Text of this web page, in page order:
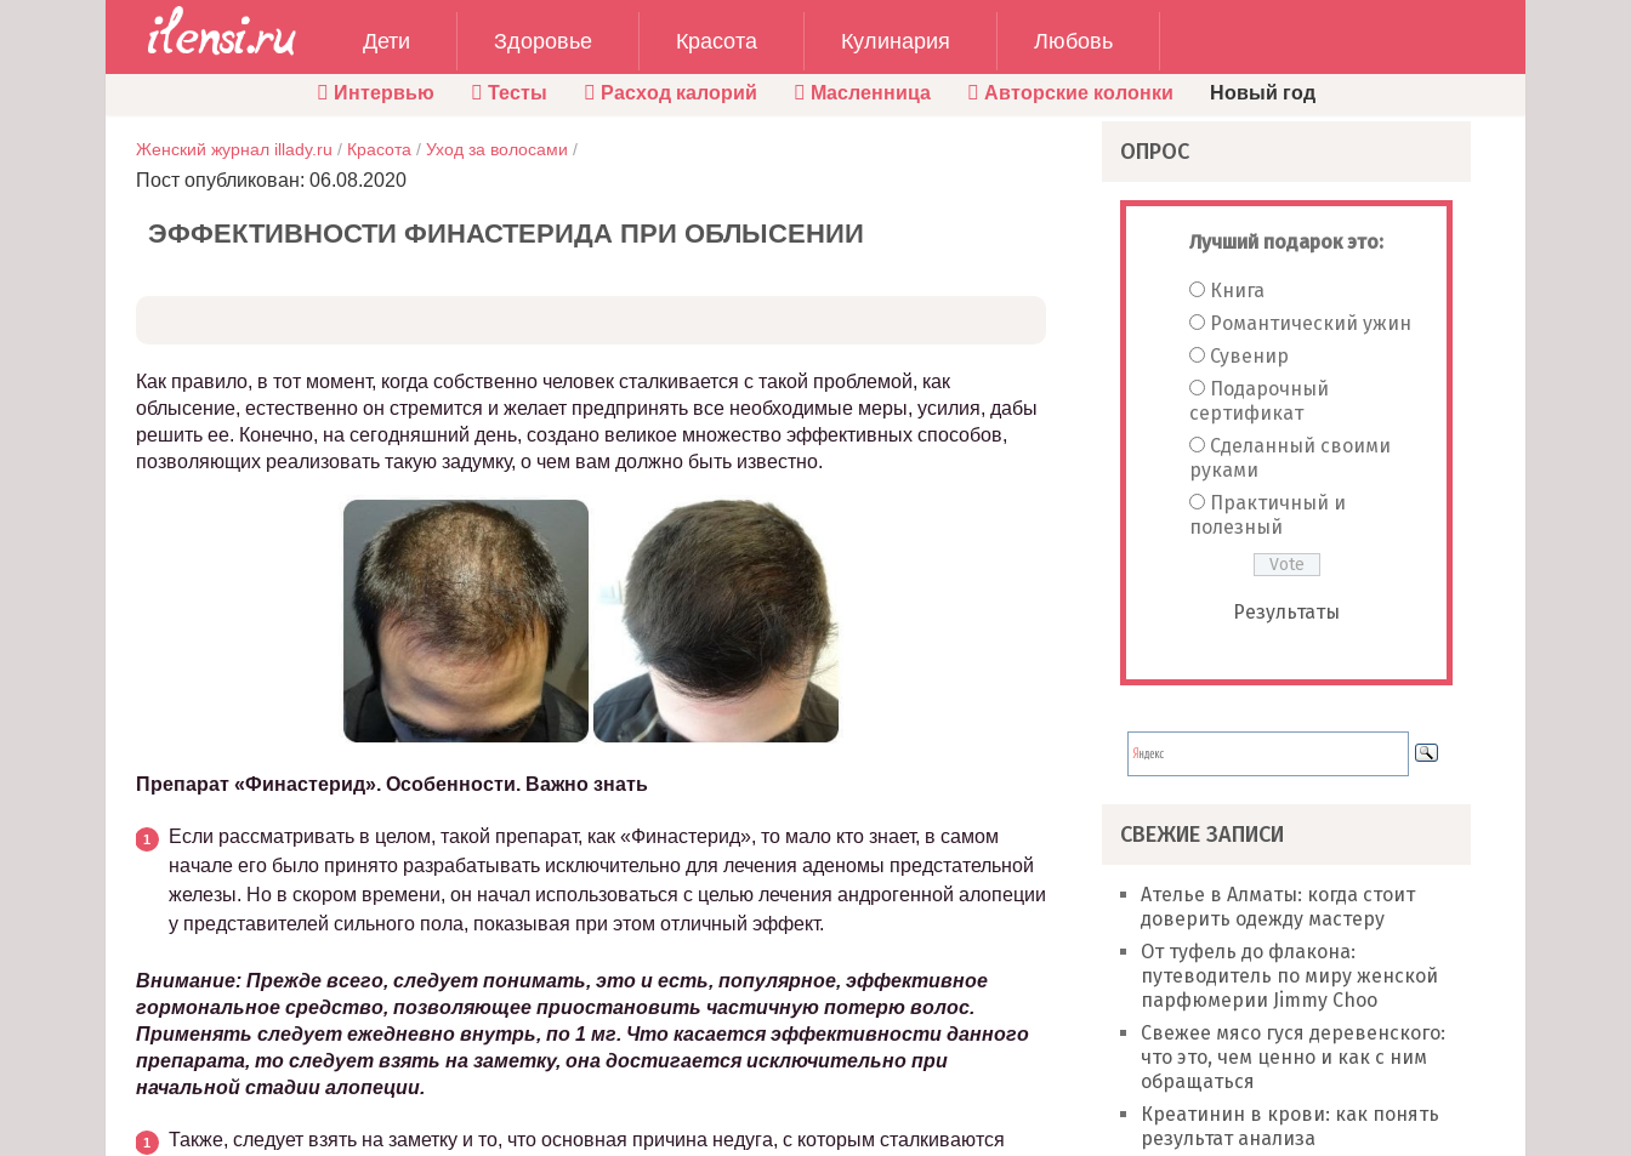
Дети Здоровье Красота Кулинария Любовь
Интервью Тесты Расход калорий Масленница Авторские колонки Новый год
Женский журнал illady.ru / Красота / Уход за волосами /
Пост опубликован: 06.08.2020
ЭФФЕКТИВНОСТИ ФИНАСТЕРИДА ПРИ ОБЛЫСЕНИИ
Как правило, в тот момент, когда собственно человек сталкивается с такой проблемой, как
облысение, естественно он стремится и желает предпринять все необходимые меры, усилия, дабы
решить ее. Конечно, на сегодняшний день, создано великое множество эффективных способов,
позволяющих реализовать такую задумку, о чем вам должно быть известно.
Препарат «Финастерид». Особенности. Важно знать
Если рассматривать в целом, такой препарат, как «Финастерид», то мало кто знает, в самом
начале его было принято разрабатывать исключительно для лечения аденомы предстательной
железы. Но в скором времени, он начал использоваться с целью лечения андрогенной алопеции
у представителей сильного пола, показывая при этом отличный эффект.
Внимание: Прежде всего, следует понимать, это и есть, популярное, эффективное
гормональное средство, позволяющее приостановить частичную потерю волос.
Применять следует ежедневно внутрь, по 1 мг. Что касается эффективности данного
препарата, то следует взять на заметку, она достигается исключительно при
начальной стадии алопеции.
Также, следует взять на заметку и то, что основная причина недуга, с которым сталкиваются
ОПРОС
Лучший подарок это:
Книга
Романтический ужин
Сувенир
Подарочный
сертификат
Сделанный своими
руками
Практичный и
полезный
Результаты
СВЕЖИЕ ЗАПИСИ
Ателье в Алматы: когда стоит
доверить одежду мастеру
От туфель до флакона:
путеводитель по миру женской
парфюмерии Jimmy Choo
Свежее мясо гуся деревенского:
что это, чем ценно и как с ним
обращаться
Креатинин в крови: как понять
результат анализа